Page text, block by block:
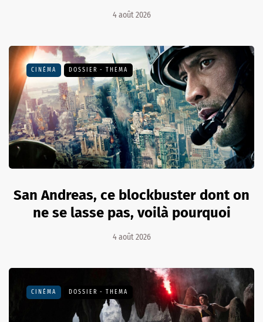
4 août 2026
CINÉMA DOSSIER - THEMA
San Andreas, ce blockbuster dont on
ne se lasse pas, voilà pourquoi
4 août 2026
CINÉMA DOSSIER - THEMA